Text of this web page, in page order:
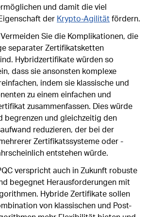
und damit die viel
der Krypto-Agilität fördern.
Vermeiden Sie die Komplikationen, die
separater Zertifikatsketten
Hybridzertifikate würden so
dass sie ansonsten komplexe
indem sie klassische und
zu einem einfachen und
zusammenfassen. Dies würde
begrenzen und gleichzeitig den
reduzieren, der bei der
Zertifikatssysteme oder -
entstehen würde.
verspricht auch in Zukunft robuste
begegnet Herausforderungen mit
Hybride Zertifikate sollen
von klassischen und Post-